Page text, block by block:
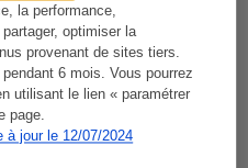
la performance,
optimiser la
provenant de sites tiers.
6 mois. Vous pourrez
utilisant le lien « paramétrer
page.
à jour le 12/07/2024CoffeeB (vidéo)